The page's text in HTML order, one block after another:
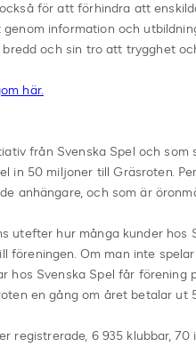
för att förhindra att
information och
och sin tro att trygghet
här.
från Svenska Spel och
in 50 miljoner till Gräsroten.
anhängare, och som är
utefter hur många kunder
föreningen. Om man inte
hos Svenska Spel får förening
en gång om året betalar ut
registrerade, 6 935 klubbar, 70